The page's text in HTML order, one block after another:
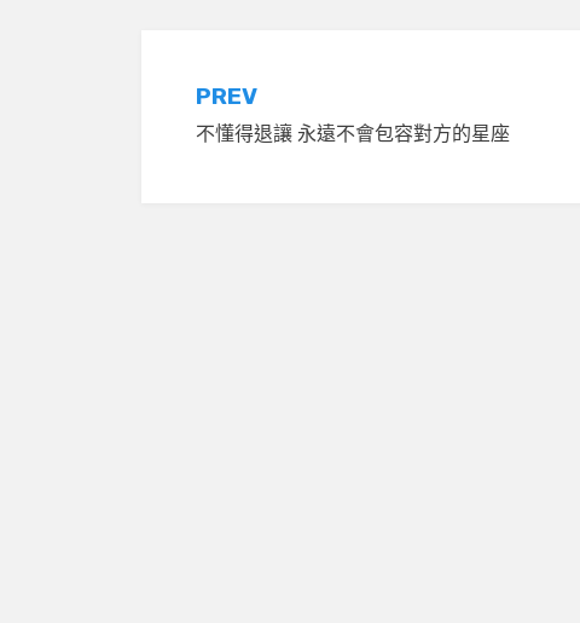
文
章
PREV
不懂得退讓 永遠不會包容對方的星座